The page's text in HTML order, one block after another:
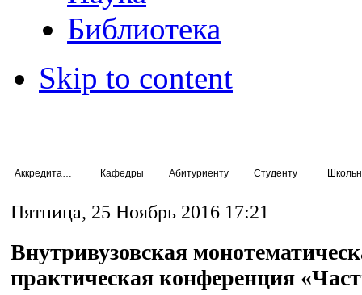
Библиотека
Skip to content
Кафедры Абитуриенту Студенту
Пятница, 25 Ноябрь 2016 17:21
Внутривузовская
практическая конференция